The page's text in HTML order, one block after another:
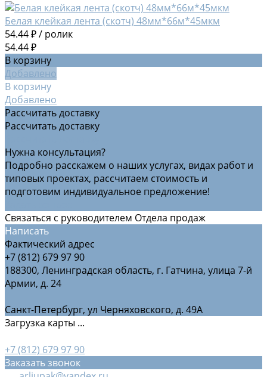
Белая клейкая лента (скотч) 48мм*66м*45мкм
54.44 ₽/ ролик
54.44 ₽
В корзину
Добавлено
В корзину
Добавлено
Рассчитать доставку
Рассчитать доставку
Нужна консультация?
Подробно расскажем о наших услугах, видах работ и
типовых проектах, рассчитаем стоимость и
подготовим индивидуальное предложение!
Связаться с руководителем Отдела продаж
Написать
Фактический адрес
+7 (812) 679 97 90
188300, Ленинградская область, г. Гатчина, улица 7-й
Армии, д. 24
Санкт-Петербург, ул Черняховского, д. 49А
Загрузка карты ...
+7 (812) 679 97 90
Заказать звонок